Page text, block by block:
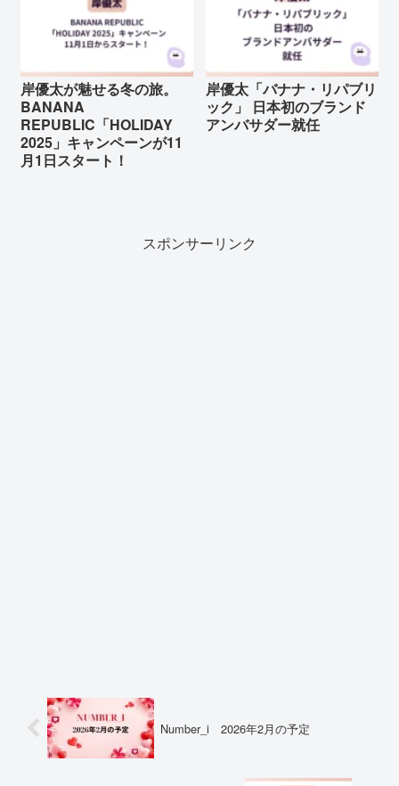
岸優太が魅せる冬の旅。
BANANA
REPUBLIC「HOLIDAY
2025」キャンペーンが11
月1日スタート！
岸優太「バナナ・リパブリ
ック」 日本初のブランド
アンバサダー就任
スポンサーリンク
Number_i 2026年2月の予定